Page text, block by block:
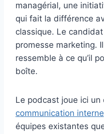
managérial, une
qui fait la différence
classique. Le
promesse marketing.
ressemble à ce qu’il
boîte.
Le podcast joue ici
communication interne
équipes existantes